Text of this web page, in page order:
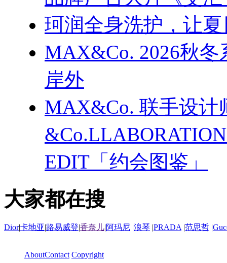
珂润全身洗护，让
MAX&Co. 2026秋
岸外
MAX&Co. 联手设计
EDIT「约会图鉴」
大家都在搜
Dior|卡地亚|路易威登|香奈儿|阿玛尼 |浪琴 |PRADA |范思哲 |
AboutContact Copyright